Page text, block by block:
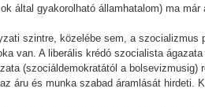
által gyakorolható államhatalom) ma
szintre, közelébe sem, a
van. A liberális krédó szocialista
(szociáldemokratától a bolsevizmusig)
áru és munka szabad áramlását